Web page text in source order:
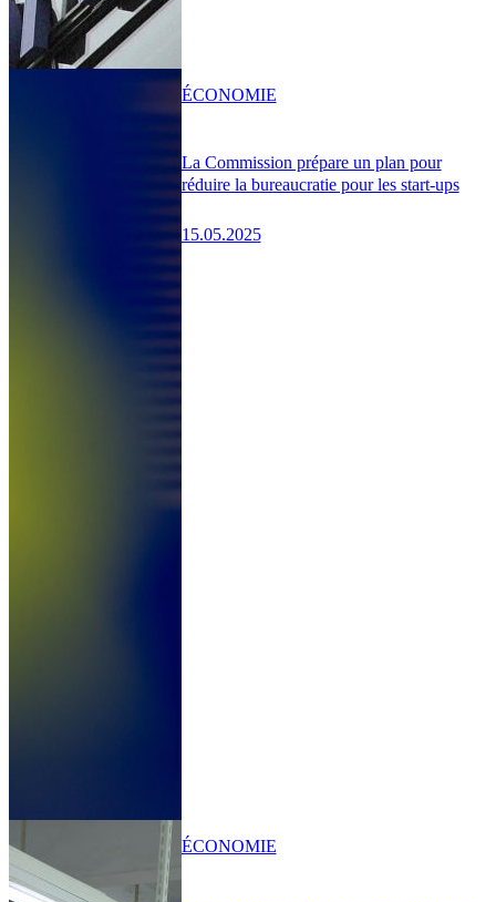
La Commission prépare un plan pour
réduire la bureaucratie pour les start-ups
15.05.2025
ÉCONOMIE
ÉCONOMIE